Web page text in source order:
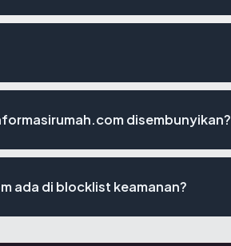
disembunyikan?
ada di blocklist keamanan?